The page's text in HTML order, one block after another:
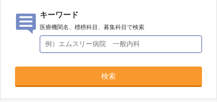
キーワード
医療機関名、標榜科目、募集科目で検索
検索